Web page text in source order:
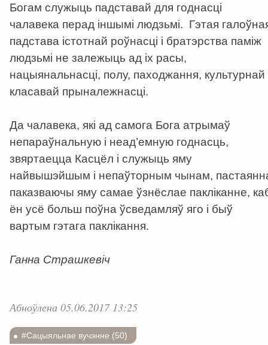
Богам служыць падставай для годнасці
чалавека перад іншымі людзьмі. Гэтая
падстава істотнай роўнасці і братэрства паміж
людзьмі не залежыць ад іх расы,
нацыянальнасці, полу, паходжання, культурнай
класавай прыналежнасці.
Да чалавека, які ад самога Бога атрымаў
непараўнальную і неад’емную годнасць,
звяртаецца Касцёл і служыць яму
найвышэйшым і непаўторным чынам,
паказваючы яму самае ўзнёслае пакліканне,
ён усё больш поўна ўсведамляў яго і быў
вартым гэтага паклікання.
Ганна Страшкевіч
Абноўлена 05.06.2017 13:25
#Сацыяльнае вучэнне (50)